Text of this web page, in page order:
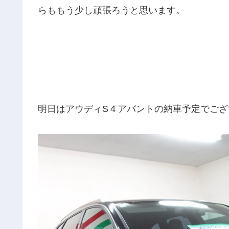
らももう少し頑張ろうと思います。
明日はアウディS４アバントの納車予定でご